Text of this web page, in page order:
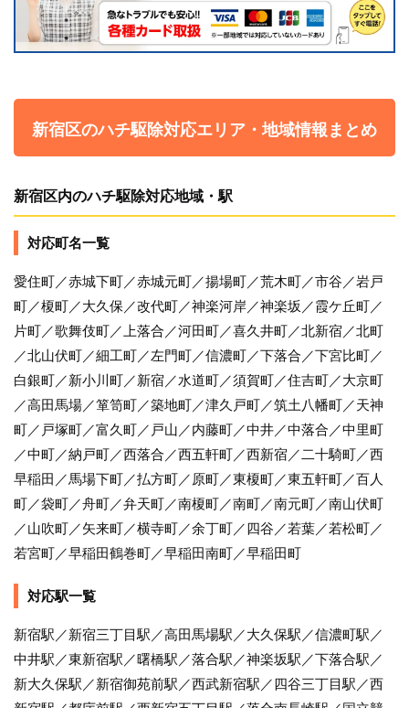
新宿区のハチ駆除対応エリア・地域情報まとめ
新宿区内のハチ駆除対応地域・駅
対応町名一覧
愛住町／赤城下町／赤城元町／揚場町／荒木町／市谷／岩戸
町／榎町／大久保／改代町／神楽河岸／神楽坂／霞ケ丘町／
片町／歌舞伎町／上落合／河田町／喜久井町／北新宿／北町
／北山伏町／細工町／左門町／信濃町／下落合／下宮比町／
白銀町／新小川町／新宿／水道町／須賀町／住吉町／大京町
／高田馬場／箪笥町／築地町／津久戸町／筑土八幡町／天神
町／戸塚町／富久町／戸山／内藤町／中井／中落合／中里町
／中町／納戸町／西落合／西五軒町／西新宿／二十騎町／西
早稲田／馬場下町／払方町／原町／東榎町／東五軒町／百人
町／袋町／舟町／弁天町／南榎町／南町／南元町／南山伏町
／山吹町／矢来町／横寺町／余丁町／四谷／若葉／若松町／
若宮町／早稲田鶴巻町／早稲田南町／早稲田町
対応駅一覧
新宿駅／新宿三丁目駅／高田馬場駅／大久保駅／信濃町駅／
中井駅／東新宿駅／曙橋駅／落合駅／神楽坂駅／下落合駅／
新大久保駅／新宿御苑前駅／西武新宿駅／四谷三丁目駅／西